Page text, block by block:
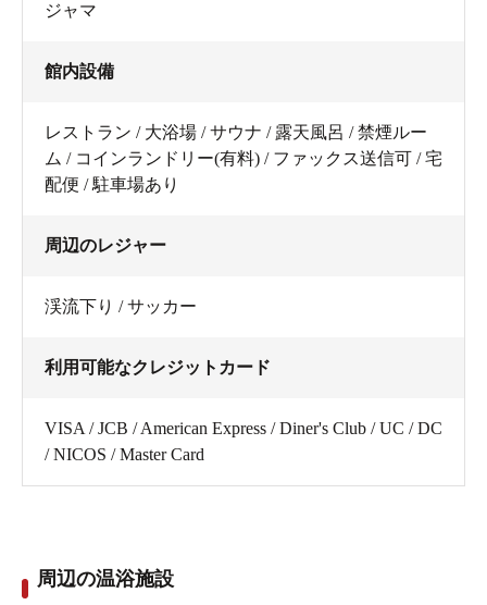
ジャマ
館内設備
レストラン / 大浴場 / サウナ / 露天風呂 / 禁煙ルー
ム / コインランドリー(有料) / ファックス送信可 / 宅
配便 / 駐車場あり
周辺のレジャー
渓流下り / サッカー
利用可能なクレジットカード
VISA / JCB / American Express / Diner's Club / UC / DC
/ NICOS / Master Card
周辺の温浴施設